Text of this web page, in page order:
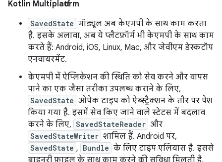
Kotlin Multiplatform
SavedState मॉड्यूल अब केएमपी के साथ काम करता
है. इसके अलावा, अब ये प्लैटफ़ॉर्म भी केएमपी के साथ काम
करते हैं: Android, iOS, Linux, Mac, और जेवीएम डेस्कटॉप
एनवायरमेंट.
केएमपी में ऐप्लिकेशन की स्थिति को सेव करने और वापस
पाने का एक जैसा तरीका उपलब्ध कराने के लिए,
SavedState ओपेक टाइप को ऐब्स्ट्रैक्शन के तौर पर पेश
किया गया है. इसमें सेव किए जाने वाले स्टेटस में बदलाव
करने के लिए, SavedStateReader और
SavedStateWriter शामिल हैं. Android पर,
SavedState , Bundle के लिए टाइप एलियास है. इससे
बाइनरी फ़ाइल के साथ काम करने की सुविधा मिलती है.